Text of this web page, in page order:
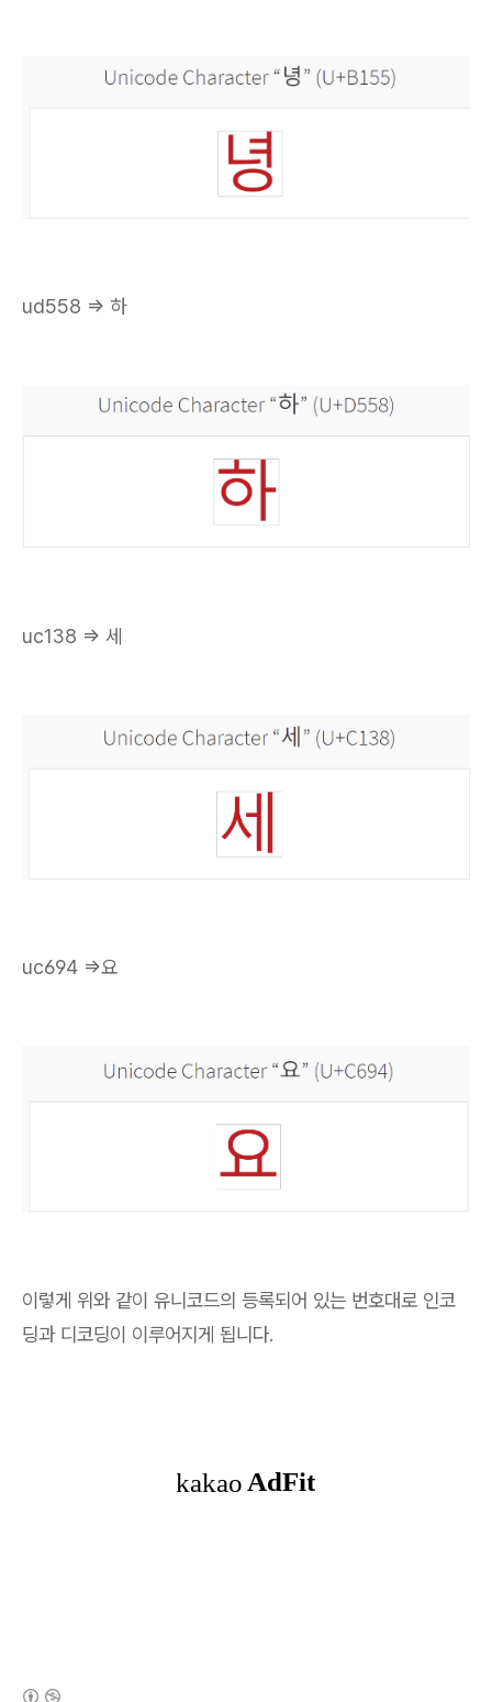
ud558 => 하
uc138 => 세
uc694 =>요
이렇게 위와 같이 유니코드의 등록되어 있는 번호대로 인코
딩과 디코딩이 이루어지게 됩니다.